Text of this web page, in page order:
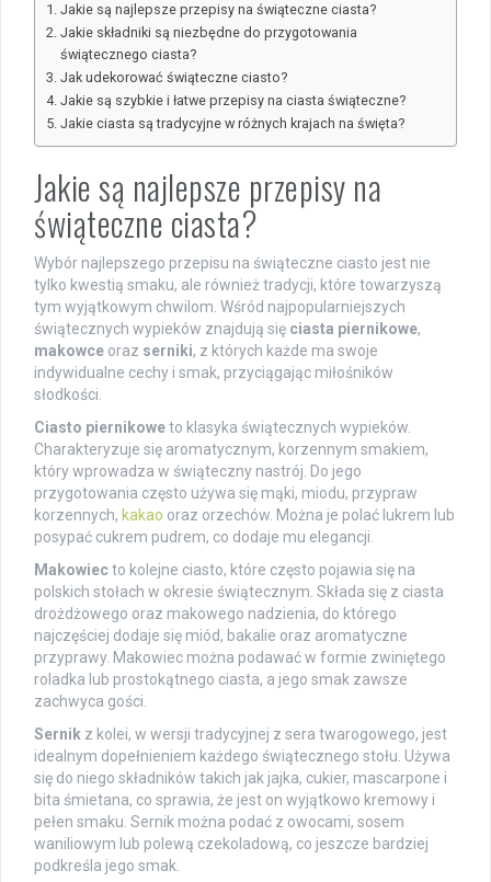
Jakie są najlepsze przepisy na świąteczne ciasta?
Jakie składniki są niezbędne do przygotowania
świątecznego ciasta?
Jak udekorować świąteczne ciasto?
Jakie są szybkie i łatwe przepisy na ciasta świąteczne?
Jakie ciasta są tradycyjne w różnych krajach na święta?
Jakie są najlepsze przepisy na
świąteczne ciasta?
Wybór najlepszego przepisu na świąteczne ciasto jest nie
tylko kwestią smaku, ale również tradycji, które towarzyszą
tym wyjątkowym chwilom. Wśród najpopularniejszych
świątecznych wypieków znajdują się ciasta piernikowe,
makowce oraz serniki, z których każde ma swoje
indywidualne cechy i smak, przyciągając miłośników
słodkości.
Ciasto piernikoweto klasyka świątecznych wypieków.
Charakteryzuje się aromatycznym, korzennym smakiem,
który wprowadza w świąteczny nastrój. Do jego
przygotowania często używa się mąki, miodu, przypraw
korzennych, kakao oraz orzechów. Można je polać lukrem lub
posypać cukrem pudrem, co dodaje mu elegancji.
Makowiecto kolejne ciasto, które często pojawia się na
polskich stołach w okresie świątecznym. Składa się z ciasta
drożdżowego oraz makowego nadzienia, do którego
najczęściej dodaje się miód, bakalie oraz aromatyczne
przyprawy. Makowiec można podawać w formie zwiniętego
roladka lub prostokątnego ciasta, a jego smak zawsze
zachwyca gości.
Sernik z kolei, w wersji tradycyjnej z sera twarogowego, jest
idealnym dopełnieniem każdego świątecznego stołu. Używa
się do niego składników takich jak jajka, cukier, mascarpone i
bita śmietana, co sprawia, że jest on wyjątkowo kremowy i
pełen smaku. Sernik można podać z owocami, sosem
waniliowym lub polewą czekoladową, co jeszcze bardziej
podkreśla jego smak.